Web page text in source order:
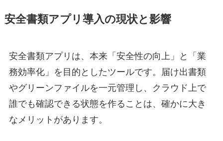
安全書類アプリ導入の現状と影響
安全書類アプリは、本来「安全性の向上」と「業
務効率化」を目的としたツールです。届け出書類
やグリーンファイルを一元管理し、クラウド上で
誰でも確認できる状態を作ることは、確かに大き
なメリットがあります。